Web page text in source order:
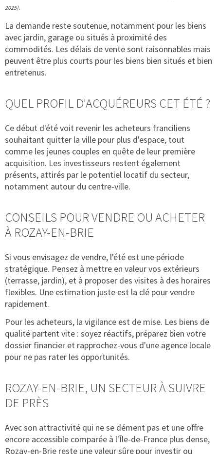
2025).
La demande reste soutenue, notamment pour les biens
avec jardin, garage ou situés à proximité des
commodités. Les délais de vente sont raisonnables mais
peuvent être plus courts pour les biens bien situés et bien
entretenus.
QUEL PROFIL D'ACQUÉREURS CET ÉTÉ ?
Ce début d'été voit revenir les acheteurs franciliens
souhaitant quitter la ville pour plus d'espace, tout
comme les jeunes couples en quête de leur première
acquisition. Les investisseurs restent également
présents, attirés par le potentiel locatif du secteur,
notamment autour du centre-ville.
CONSEILS POUR VENDRE OU ACHETER
À ROZAY-EN-BRIE
Si vous envisagez de vendre, l'été est une période
stratégique. Pensez à mettre en valeur vos extérieurs
(terrasse, jardin), et à proposer des visites à des horaires
flexibles. Une estimation juste est la clé pour vendre
rapidement.
Pour les acheteurs, la vigilance est de mise. Les biens de
qualité partent vite : soyez réactifs, préparez bien votre
dossier financier et rapprochez-vous d'une agence locale
pour ne pas rater les opportunités.
ROZAY-EN-BRIE, UN SECTEUR À SUIVRE
DE PRÈS
Avec son attractivité qui ne se dément pas et une offre
encore accessible comparée à l'Île-de-France plus dense,
Rozay-en-Brie reste une valeur sûre pour investir ou